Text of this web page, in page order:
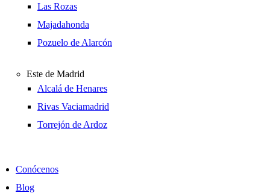
Las Rozas
Majadahonda
Pozuelo de Alarcón
Este de Madrid
Alcalá de Henares
Rivas Vaciamadrid
Torrejón de Ardoz
Conócenos
Blog